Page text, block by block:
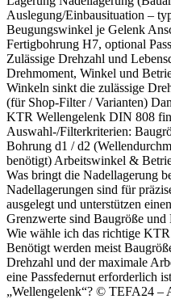
Auslegung/Einbausituation –
Beugungswinkel je Gelenk
Fertigbohrung H7, optional
Zulässige Drehzahl und
Drehmoment, Winkel und
Winkeln sinkt die zulässige
(für Shop-Filter / Varianten)
KTR Wellengelenk DIN 808
Auswahl-/Filterkriterien:
Bohrung d1 / d2
benötigt) Arbeitswinkel &
Was bringt die Nadellagerung
Nadellagerungen sind für
ausgelegt und unterstützen
Grenzwerte sind Baugröße und
Wie wähle ich das richtige
Benötigt werden meist
Drehzahl und der maximale
eine Passfedernut erforderlich
„Wellengelenk“? © TEFA24 –